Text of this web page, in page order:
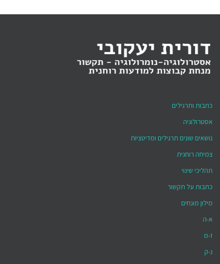
כתבות ותרגילים
אסטרולוגיה
נושאים שונים תרגילים ומדיטציות
צמיחה רוחנית
תהליכי שינוי
כתבות על תקשור
מילון מונחים
א-ה
ז-מ
נ-ק